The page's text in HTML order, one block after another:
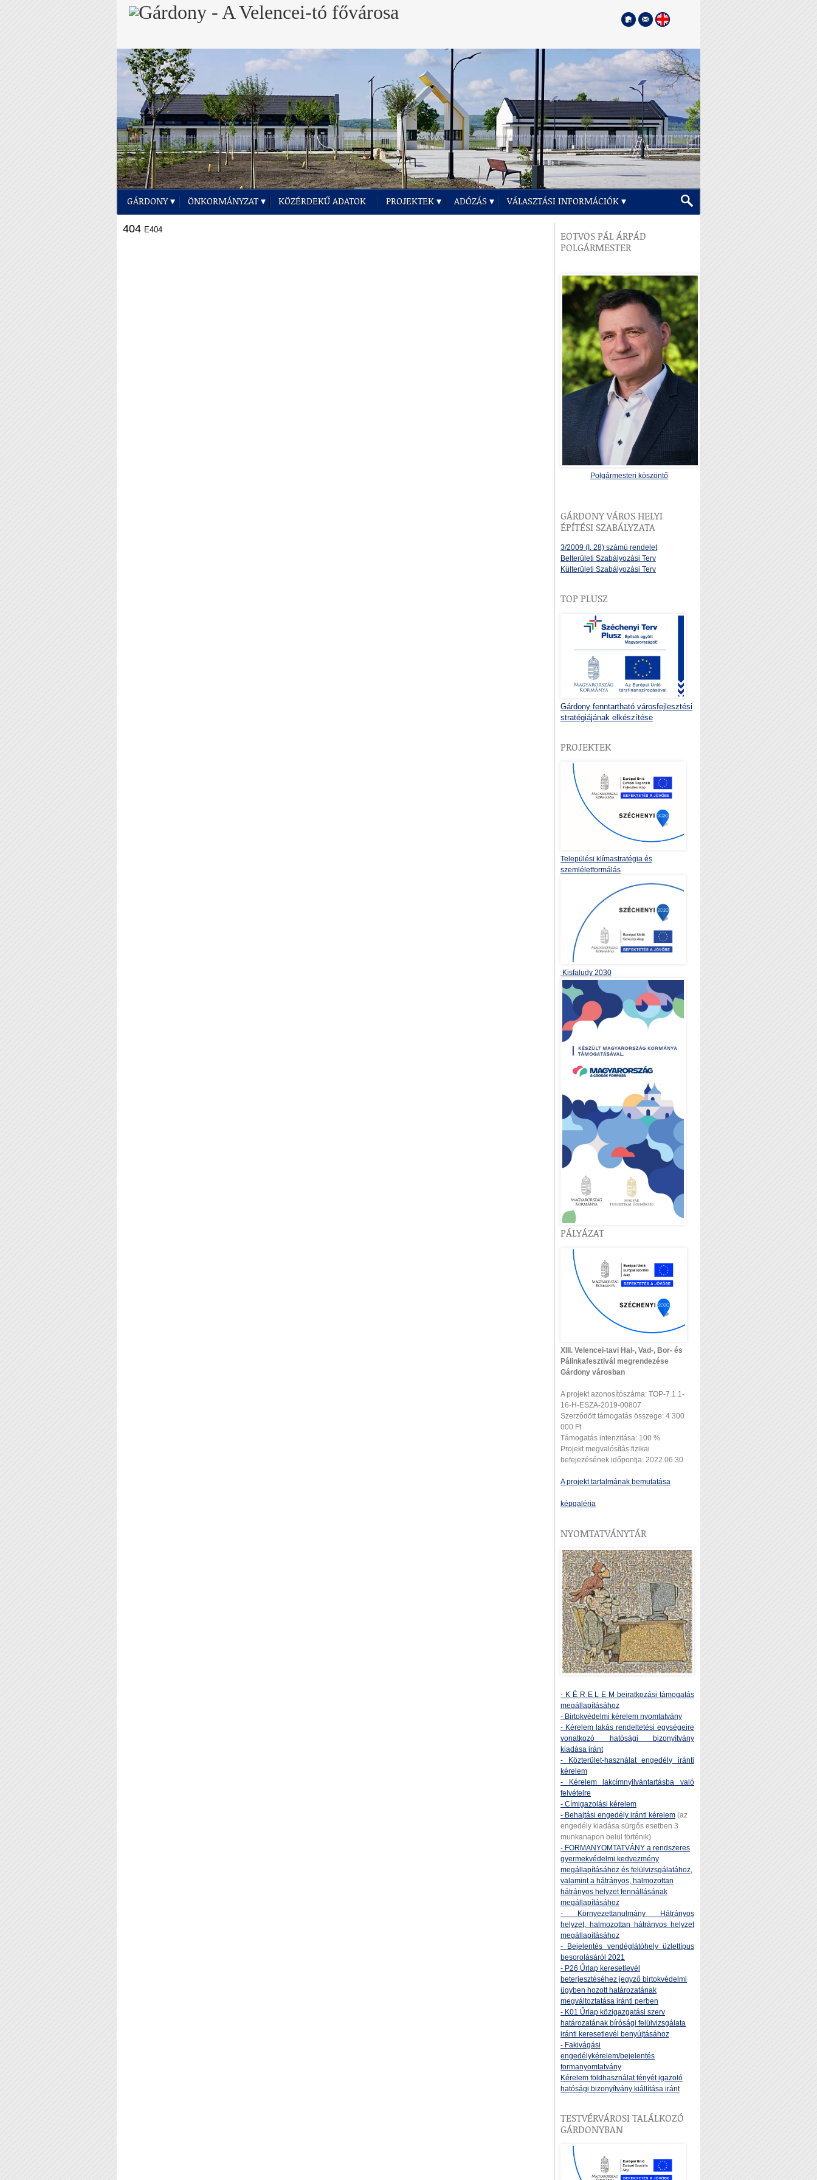
GÁRDONY ÖNKORMÁNYZAT KÖZÉRDEKŰ ADATOK PROJEKTEK ADÓZÁS VÁLASZTÁSI INFORMÁCIÓK
404 E404
EÖTVÖS PÁL ÁRPÁD
POLGÁRMESTER
Polgármesteri köszöntő
GÁRDONY VÁROS HELYI
ÉPÍTÉSI SZABÁLYZATA
3/2009 (I. 28) számú rendelet
Belterületi Szabályozási Terv
Külterületi Szabályozási Terv
TOP PLUSZ
Gárdony fenntartható városfejlesztési
stratégiájának elkészítése
PROJEKTEK
Települési klímastratégia és
szemléletformálás
Kisfaludy 2030
PÁLYÁZAT
XIII. Velencei-tavi Hal-, Vad-, Bor- és
Pálinkafesztivál megrendezése
Gárdony városban
A projekt azonosítószáma: TOP-7.1.1-
16-H-ESZA-2019-00807
Szerződött támogatás összege: 4 300
000 Ft
Támogatás intenzitása: 100 %
Projekt megvalósítás fizikai
befejezésének időpontja: 2022.06.30
A projekt tartalmának bemutatása
képgaléria
NYOMTATVÁNYTÁR
- K É R E L E M beiratkozási támogatás
megállapításához
- Birtokvédelmi kérelem nyomtatvány
- Kérelem lakás rendeltetési egységeire
vonatkozó hatósági bizonyítvány
kiadása iránt
- Közterület-használat engedély iránti
kérelem
- Kérelem lakcímnyilvántartásba való
felvételre
- Címigazolási kérelem
- Behajtási engedély iránti kérelem (az
engedély kiadása sürgős esetben 3
munkanapon belül történik)
- FORMANYOMTATVÁNY a rendszeres
gyermekvédelmi kedvezmény
megállapításához és felülvizsgálatához,
valamint a hátrányos, halmozottan
hátrányos helyzet fennállásának
megállapításához
- Környezettanulmány Hátrányos
helyzet, halmozottan hátrányos helyzet
megállapításához
- Bejelentés vendéglátóhely üzlettípus
besorolásáról 2021
- P26 Űrlap keresetlevél
beterjesztéséhez jegyző birtokvédelmi
ügyben hozott határozatának
megváltoztatása iránti perben
- K01 Űrlap közigazgatási szerv
határozatának bírósági felülvizsgálata
iránti keresetlevél benyújtásához
- Fakivágási
engedélykérelem/bejelentés
formanyomtatvány
Kérelem földhasználat tényét igazoló
hatósági bizonyítvány kiállítása iránt
TESTVÉRVÁROSI TALÁLKOZÓ
GÁRDONYBAN